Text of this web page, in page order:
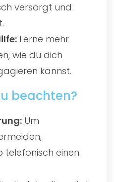
versorgt und
Lerne mehr
wie du dich
kannst.
beachten?
Um
einen